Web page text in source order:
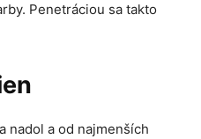
Penetráciou sa takto
nadol a od najmenších